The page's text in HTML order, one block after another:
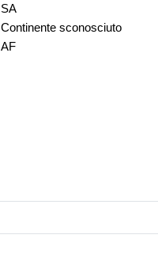
SA
Continente sconosciuto
AF